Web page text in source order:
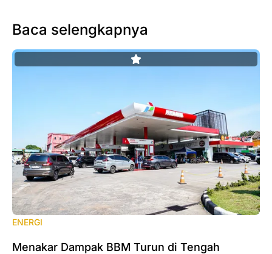
Baca selengkapnya
ENERGI
‎Menakar Dampak BBM Turun di Tengah